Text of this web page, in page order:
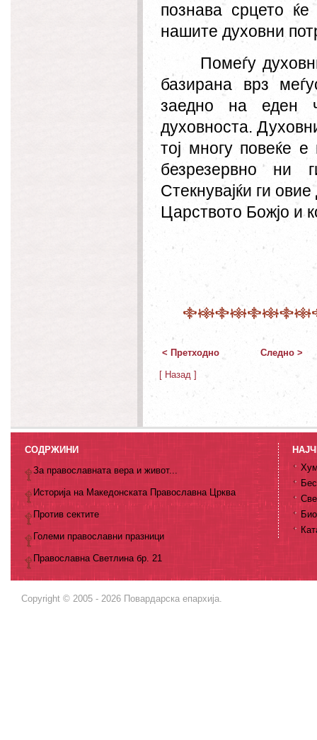
познава срцето ќе
нашите духовни
Помеѓу
базирана врз
заедно на еден
духовноста.
тој многу повеќе
безрезервно ни
Стекнувајќи ги
Царството Божјо и
< Претходно Следно >
[ Назад ]
СОДРЖИНИ
За православната вера и живот...
Историја на Македонската Православна Црква
Против сектите
Големи православни празници
Православна Светлина бр. 21
Copyright © 2005 - 2026 Повардарска епархија.